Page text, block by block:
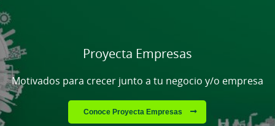
Proyecta Empresas
Motivados para crecer junto a tu negocio y/o empresa
Conoce Proyecta Empresas